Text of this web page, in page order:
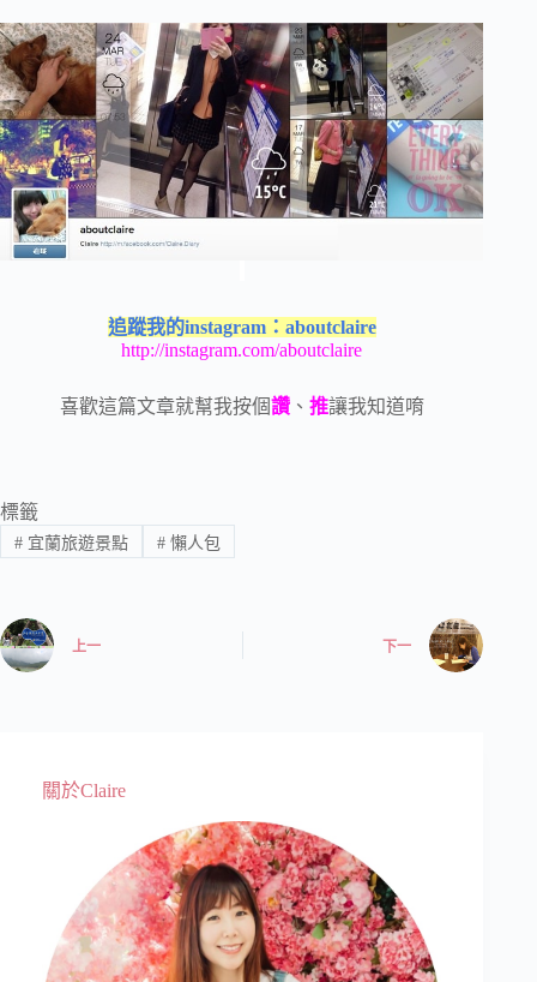
追蹤我的instagram：aboutclaire
http://instagram.com/aboutclaire
喜歡這篇文章就幫我按個讚、 推讓我知道唷
標籤
#宜蘭旅遊景點 #懶人包
上一 下一
關於Claire